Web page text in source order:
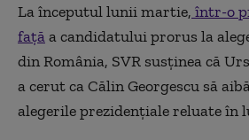
La începutul lunii martie, într-o
fațăa candidatului prorus la
din România, SVR susținea că
a cerut ca Călin Georgescu să
alegerile prezidențiale reluate în